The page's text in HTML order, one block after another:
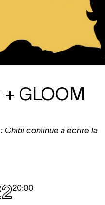
+ GLOOM
Chibi continue à écrire la
20:00